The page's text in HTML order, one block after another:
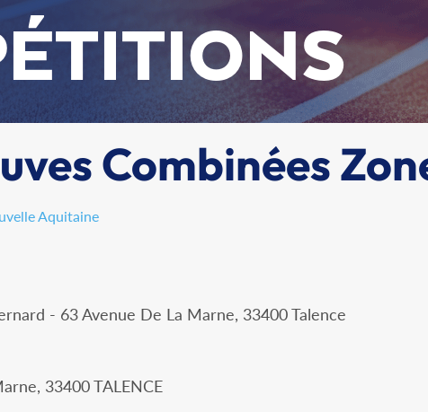
Combinées
Aquitaine
- 63 Avenue De La Marne, 33400 Talence
33400 TALENCE